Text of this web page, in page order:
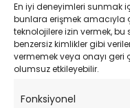
En iyi deneyimleri sunmak
bunlara erişmek amacıyla
teknolojilere izin vermek,
benzersiz kimlikler gibi
vermemek veya onayı geri
olumsuz etkileyebilir.
Fonksiyonel
Kişisel Verilerin
Mesafeli Satış